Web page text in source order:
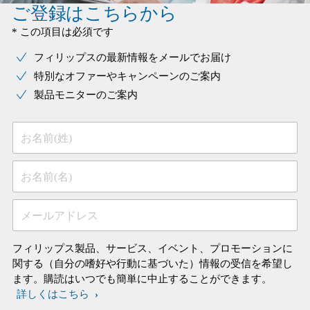
ご登録はこちらから
* この項目は必須です
フィリップスの最新情報をメールでお届け
特別なオファーやキャンペーンのご案内
製品モニターのご案内
お名前(姓)
お名前(名)
メールアドレス
フィリップス製品、サービス、イベント、プロモーションに
関する（自分の嗜好や行動に基づいた）情報の受信を希望し
ます。購読はいつでも簡単に中止することができます。
詳しくはこちら